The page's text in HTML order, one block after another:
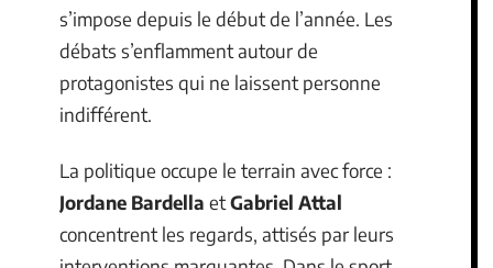
s’impose depuis le début de l’année. Les
débats s’enflamment autour de
protagonistes qui ne laissent personne
indifférent.
La politique occupe le terrain avec force :
Jordane Bardella etGabriel Attal
concentrent les regards, attisés par leurs